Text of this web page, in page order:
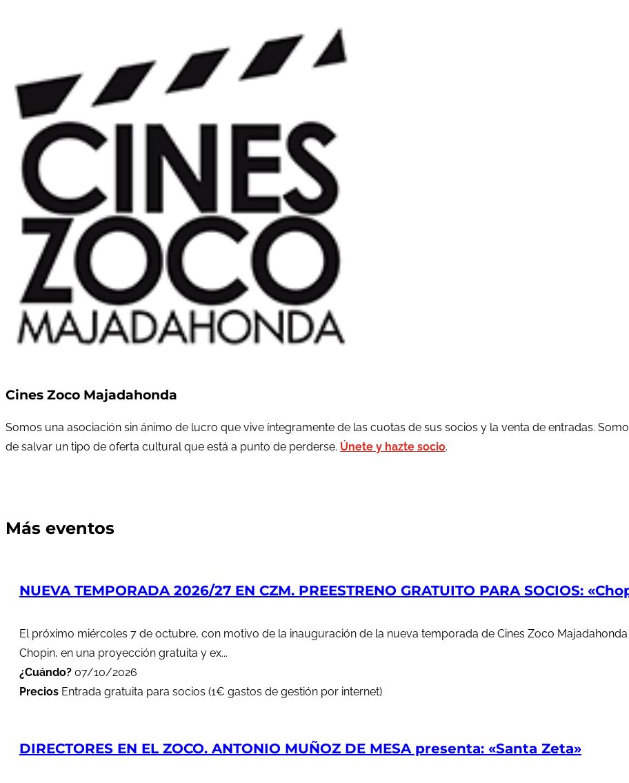
Cines Zoco Majadahonda
Somos una asociación sin ánimo de lucro que vive íntegramente de las cuotas de sus socios y la venta de entradas.
de salvar un tipo de oferta cultural que está a punto de perderse. Únete y hazte socio.
Más eventos
NUEVA TEMPORADA 2026/27 EN CZM. PREESTRENO GRATUITO PARA SOCIOS:
El próximo miércoles 7 de octubre, con motivo de la inauguración de la nueva temporada de Cines Zoco
Chopin, en una proyección gratuita y ex...
¿Cuándo? 07/10/2026
Precios Entrada gratuita para socios (1€ gastos de gestión por internet)
DIRECTORES EN EL ZOCO. ANTONIO MUÑOZ DE MESA presenta: «Santa Zeta»